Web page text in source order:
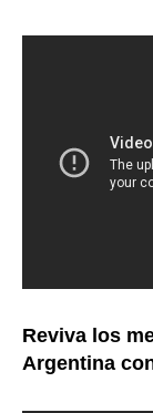
Reviva los
Argentina